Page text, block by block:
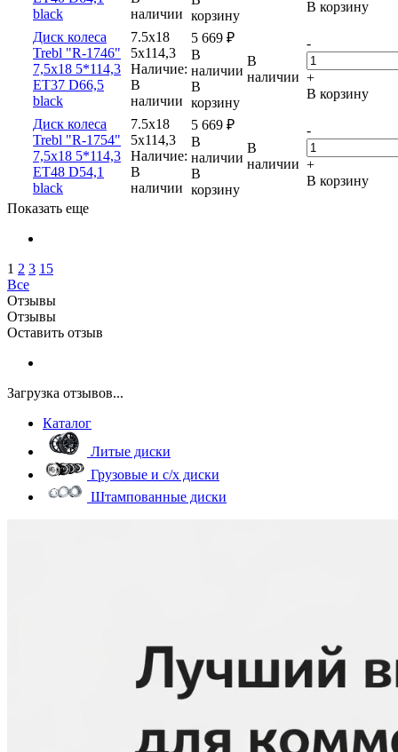
black
наличии корзину
В корзину
Диск колеса
Trebl "R-1746"
7,5x18 5*114,3
ET37 D66,5
black
7.5x18
5x114,3
Наличие:
В
наличии
5 669 ₽
В
наличии
В
корзину
В
наличии
-
+
В корзину
Диск колеса
Trebl "R-1754"
7,5x18 5*114,3
ET48 D54,1
black
7.5x18
5x114,3
Наличие:
В
наличии
5 669 ₽
В
наличии
В
корзину
В
наличии
-
+
В корзину
Показать еще
1 2 3 15
Все
Отзывы
Отзывы
Оставить отзыв
Загрузка отзывов...
Каталог
Литые диски
Грузовые и с/х диски
Штампованные диски